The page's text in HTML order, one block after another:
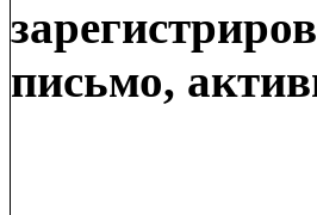
письмо,